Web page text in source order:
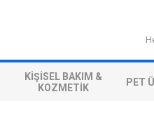
KIŞISEL BAKIM &
KOZMETIK
PET